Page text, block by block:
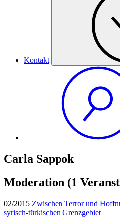
Kontakt
Carla Sappok
Moderation (1
02/2015 Zwischen Terror und
syrisch-türkischen Grenzgebiet